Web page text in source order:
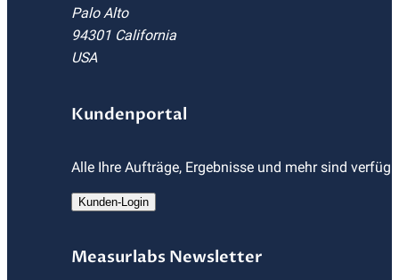
Palo Alto
94301 California
USA
Kundenportal
Alle Ihre Aufträge, Ergebnisse und mehr sind
Kunden-Login
Measurlabs Newsletter